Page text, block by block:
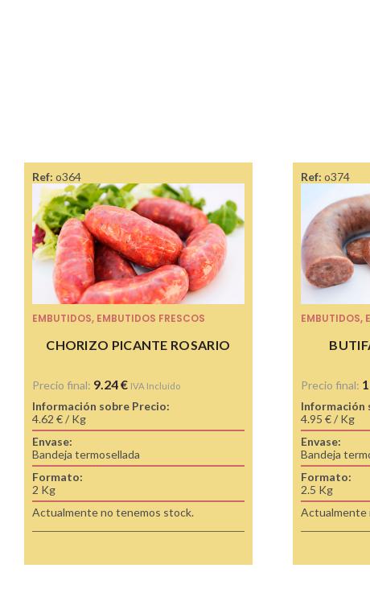
Ref: o364
EMBUTIDOS, EMBUTIDOS FRESCOS
CHORIZO PICANTE ROSARIO
Precio final: 9.24€ IVA Incluído
Información sobre Precio:
4.62 € / Kg
Envase:
Bandeja termosellada
Formato:
2 Kg
Actualmente no tenemos stock.
Ref: o374
EMBUTIDOS,
Precio final:
Información
4.95 € / Kg
Envase:
Bandeja
Formato:
2.5 Kg
Actualmente